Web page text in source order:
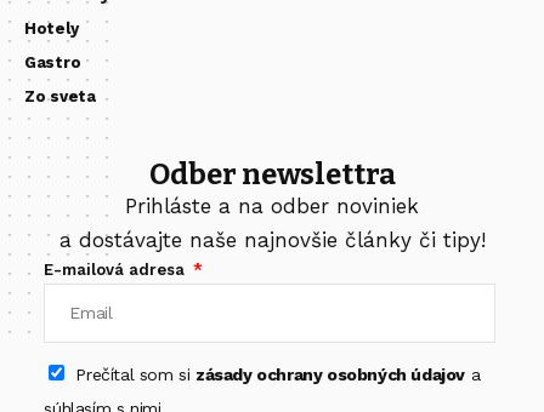
Hotely
Gastro
Zo sveta
Odber newslettra
Prihláste a na odber noviniek
a dostávajte naše najnovšie články či tipy!
E-mailová adresa
Prečítal som si zásady ochrany osobných údajova
súhlasím s nimi.